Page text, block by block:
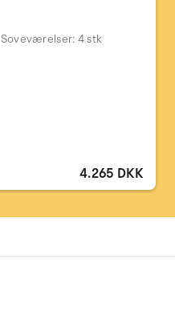
Soveværelser: 4 stk
4.265 DKK